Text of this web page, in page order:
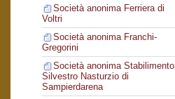
Società anonima Ferriera di
Voltri
Società anonima Franchi-
Gregorini
Società anonima Stabilimento
Silvestro Nasturzio di
Sampierdarena